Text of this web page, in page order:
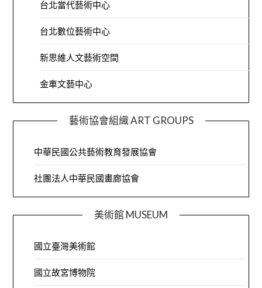
台北當代藝術中心
台北數位藝術中心
新思維人文藝術空間
金車文藝中心
藝術協會組織 ART GROUPS
中華民國公共藝術教育發展協會
社團法人中華民國畫廊協會
美術館 MUSEUM
國立臺灣美術館
國立故宮博物院